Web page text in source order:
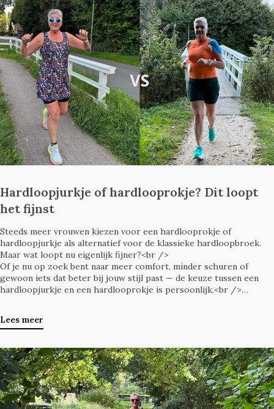
Hardloopjurkje of hardlooprokje? Dit loopt
het fijnst
Steeds meer vrouwen kiezen voor een hardlooprokje of
hardloopjurkje als alternatief voor de klassieke hardloopbroek.
Maar wat loopt nu eigenlijk fijner?<br />
Of je nu op zoek bent naar meer comfort, minder schuren of
gewoon iets dat beter bij jouw stijl past — de keuze tussen een
hardloopjurkje en een hardlooprokje is persoonlijk.<br />
Lees meer